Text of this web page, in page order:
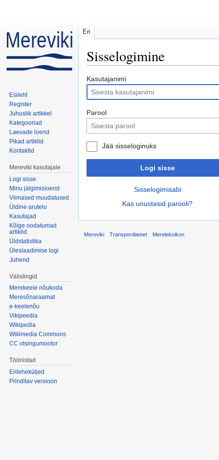
Sisselogimine
Kasutajanimi
Parool
Jää sisseloginuks
Logi sisse
Sisselogimisabi
Kas unustasid parooli?
Eri
Esileht
Register
Juhuslik artikkel
Kategooriad
Laevade loend
Pikad artiklid
Kontaktid
Mereviki kasutajale
Logi sisse
Minu jälgimisloend
Viimased muudatused
Üldine arutelu
Kasutajad
Kõige oodatumad
artiklid
Üldstatistika
Üleslaadimise logi
Juhend
Välislingid
Merekeele nõukoda
Meresõnaraamat
e-keelenõu
Vikipeedia
Wikipedia
Wikimedia Commons
CC otsingumootor
Tööriistad
Erileheküljed
Prinditav versioon
Mereviki Transpordiamet Mereleksikon